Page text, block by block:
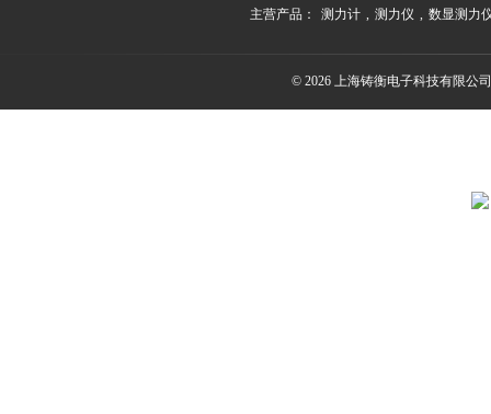
主营产品： 测力计 , 测力仪 , 数显测力
© 2026 上海铸衡电子科技有限公